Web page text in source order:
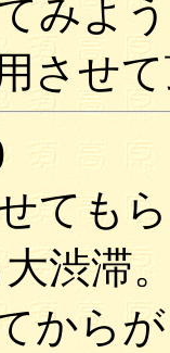
みよ
させ
ても
渋滞
から